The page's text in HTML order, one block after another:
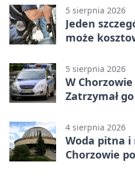
5 sierpnia 2026
Jeden
może
5 sierpnia 2026
W
Zatrzymał
4 sierpnia 2026
Woda pitna i
Chorzowie